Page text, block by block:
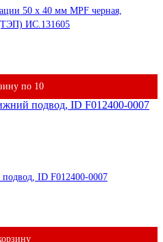
50 х 40 мм MPF черная,
(ТЭП) ИС.131605
по 10
ID F012400-0007